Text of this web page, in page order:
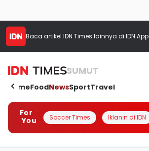
Baca artikel IDN Times lainnya di IDN App
SUMUT
HomeFoodNewsSportTravel
For
You
Soccer Times Iklanin di IDN